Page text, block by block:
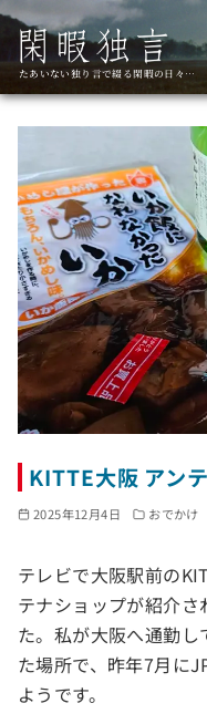
コ
テ
ン
たあいない独り言で綴る閑暇の日々…
KITTE大阪 アン
2025年12月4日 おでかけ
テレビで大阪駅前の
テナショップが紹介
た。私が大阪へ通勤
た場所で、昨年7月に
ようです。